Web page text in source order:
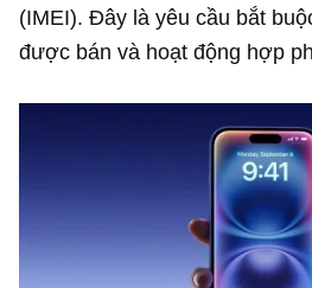
(IMEI). Đây là yêu cầu bắt
được bán và hoạt động hợp